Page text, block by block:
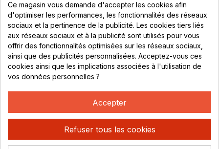
69530 Brignais
Lundi au vendredi :
8h - 16h
uniquement sur Rendez-vous
CONTACT
04 78 37 00 68
contact@rhonephilatelie.fr
Ce magasin vous demande d'accepter les cookies afin
d'optimiser les performances, les fonctionnalités des réseaux
sociaux et la pertinence de la publicité. Les cookies tiers liés
aux réseaux sociaux et à la publicité sont utilisés pour vous
offrir des fonctionnalités optimisées sur les réseaux sociaux,
ainsi que des publicités personnalisées. Acceptez-vous ces
cookies ainsi que les implications associées à l'utilisation de
vos données personnelles ?
Accepter
Refuser tous les cookies